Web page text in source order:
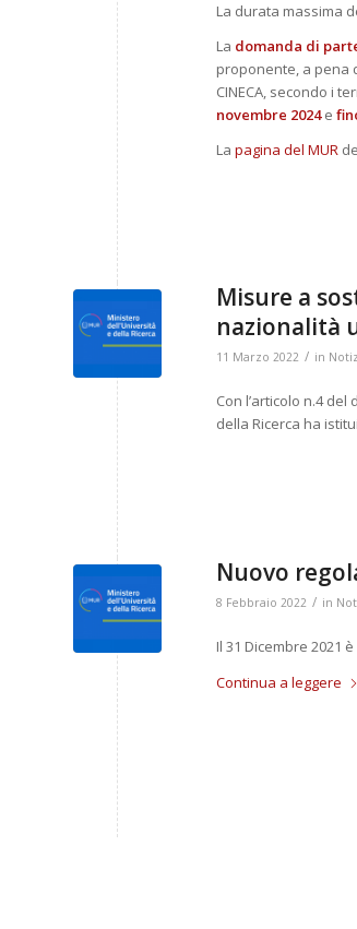
La durata massima
La domanda di
proponente, a pena
CINECA, secondo i
novembre 2024e
La pagina del MUR
Misure a
nazionalità
11 Marzo 2022 / in
Con l’articolo n.4
della Ricerca ha
Nuovo
8 Febbraio 2022 / in
Il 31 Dicembre 2021
Continua a leggere